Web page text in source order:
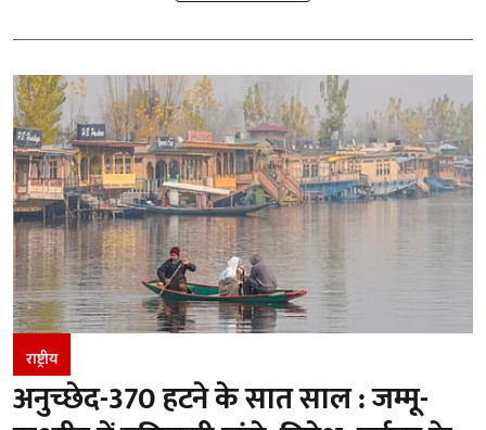
राष्ट्रीय
अनुच्छेद-370 हटने के सात साल : जम्मू-